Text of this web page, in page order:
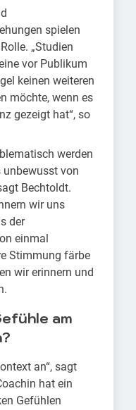
spielen
„Studien
vor Publikum
keinen weiteren
möchte, wenn es
gezeigt hat“, so
werden
unbewusst von
Bechtoldt.
wir uns
der
einmal
Stimmung färbe
wir erinnern und
am
an“, sagt
hat ein
Gefühlen